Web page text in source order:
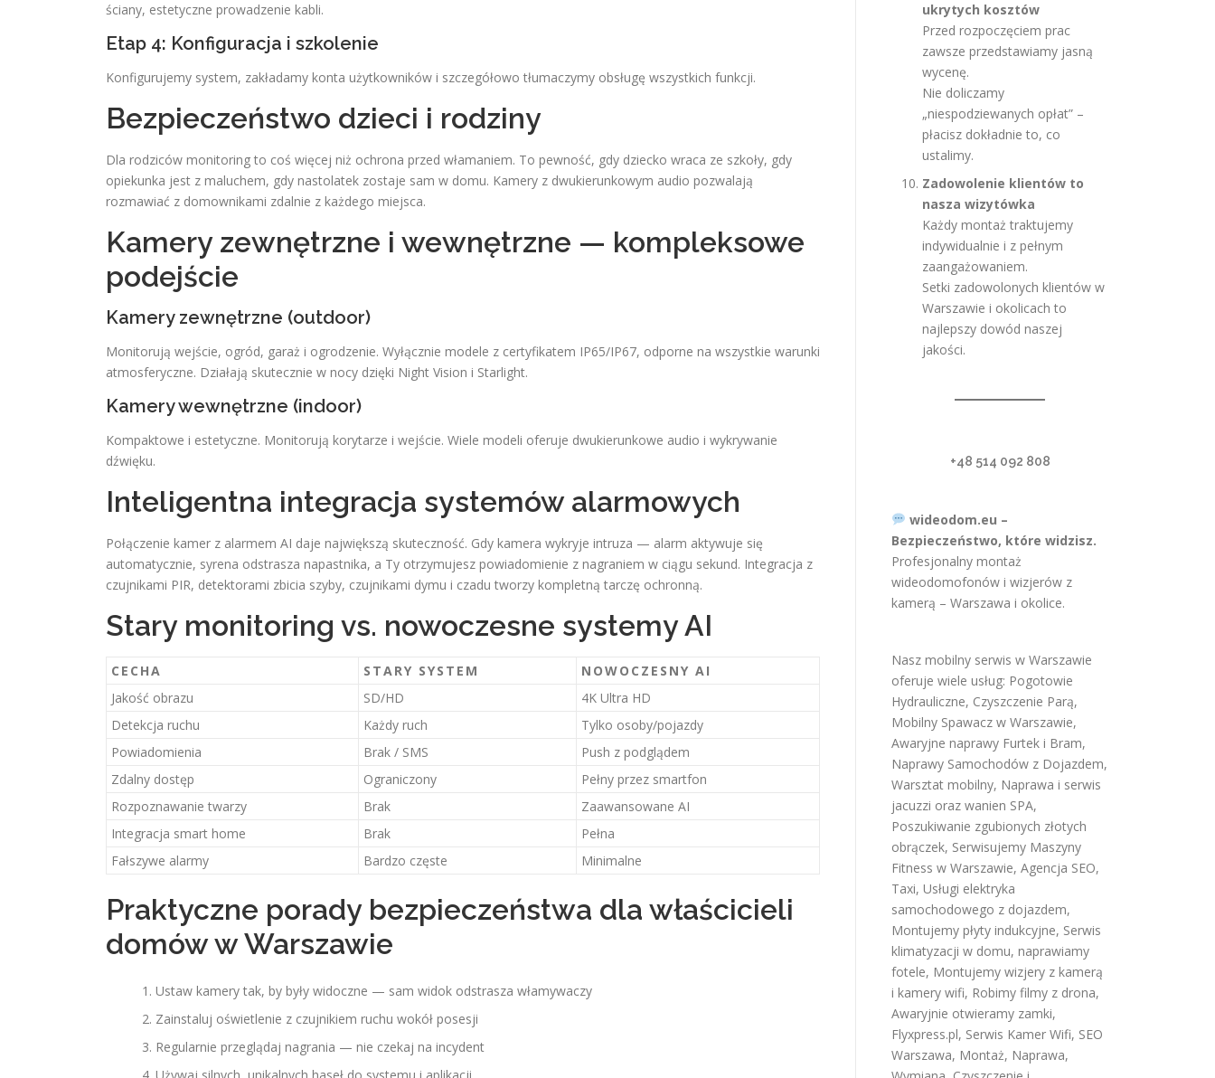
ściany, estetyczne prowadzenie kabli.
Etap 4: Konfiguracja i szkolenie
Konfigurujemy system, zakładamy konta użytkowników i szczegółowo tłumaczymy obsługę wszystkich funkcji.
Bezpieczeństwo dzieci i rodziny
Dla rodziców monitoring to coś więcej niż ochrona przed włamaniem. To pewność, gdy dziecko wraca ze szkoły, gdy
opiekunka jest z maluchem, gdy nastolatek zostaje sam w domu. Kamery z dwukierunkowym audio pozwalają
rozmawiać z domownikami zdalnie z każdego miejsca.
Kamery zewnętrzne i wewnętrzne — kompleksowe
podejście
Kamery zewnętrzne (outdoor)
Monitorują wejście, ogród, garaż i ogrodzenie. Wyłącznie modele z certyfikatem IP65/IP67, odporne na wszystkie warunki
atmosferyczne. Działają skutecznie w nocy dzięki Night Vision i Starlight.
Kamery wewnętrzne (indoor)
Kompaktowe i estetyczne. Monitorują korytarze i wejście. Wiele modeli oferuje dwukierunkowe audio i wykrywanie
dźwięku.
Inteligentna integracja systemów alarmowych
Połączenie kamer z alarmem AI daje największą skuteczność. Gdy kamera wykryje intruza — alarm aktywuje się
automatycznie, syrena odstrasza napastnika, a Ty otrzymujesz powiadomienie z nagraniem w ciągu sekund. Integracja z
czujnikami PIR, detektorami zbicia szyby, czujnikami dymu i czadu tworzy kompletną tarczę ochronną.
Stary monitoring vs. nowoczesne systemy AI
CECHA STARY SYSTEM
NOWOCZESNY AI
Jakość obrazu
SD/HD
4K Ultra HD
Detekcja ruchu
Każdy ruch
Tylko osoby/pojazdy
Powiadomienia
Brak / SMS
Push z podglądem
Zdalny dostęp
Ograniczony
Pełny przez smartfon
Rozpoznawanie twarzy
Brak
Zaawansowane AI
Integracja smart home
Brak
Pełna
Fałszywe alarmy
Bardzo częste Minimalne
Praktyczne porady bezpieczeństwa dla właścicieli
domów w Warszawie
Ustaw kamery tak, by były widoczne — sam widok odstrasza włamywaczy
Zainstaluj oświetlenie z czujnikiem ruchu wokół posesji
Regularnie przeglądaj nagrania — nie czekaj na incydent
ukrytych kosztów
Przed rozpoczęciem prac
zawsze przedstawiamy jasną
wycenę.
Nie doliczamy
„niespodziewanych opłat” –
płacisz dokładnie to, co
ustalimy.
Zadowolenie klientów to
nasza wizytówka
Każdy montaż traktujemy
indywidualnie i z pełnym
zaangażowaniem.
Setki zadowolonych klientów w
Warszawie i okolicach to
najlepszy dowód naszej
jakości.
+48 514 092 808
wideodom.eu –
Bezpieczeństwo, które widzisz.
Profesjonalny montaż
wideodomofonów i wizjerów z
kamerą – Warszawa i okolice.
Nasz mobilny serwis w Warszawie
oferuje wiele usług: Pogotowie
Hydrauliczne, Czyszczenie Parą,
Mobilny Spawacz w Warszawie,
Awaryjne naprawy Furtek i Bram,
Naprawy Samochodów z Dojazdem,
Warsztat mobilny, Naprawa i serwis
jacuzzi oraz wanien SPA,
Poszukiwanie zgubionych złotych
obrączek, Serwisujemy Maszyny
Fitness w Warszawie, Agencja SEO,
Taxi, Usługi elektryka
samochodowego z dojazdem,
Montujemy płyty indukcyjne, Serwis
klimatyzacji w domu, naprawiamy
fotele, Montujemy wizjery z kamerą
i kamery wifi, Robimy filmy z drona,
Awaryjnie otwieramy zamki,
Flyxpress.pl, Serwis Kamer Wifi, SEO
Warszawa, Montaż, Naprawa,